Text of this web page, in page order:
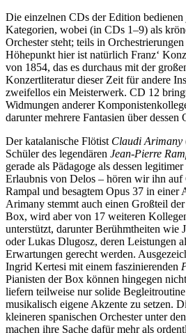
Die einzelnen CDs der Edition
Kategorien, wobei (in CDs 1–9) als
Orchester steht; teils in
Höhepunkt hier ist natürlich Franz‘
von 1854, das es durchaus mit der
Konzertliteratur dieser Zeit für andere
zweifellos ein Meisterwerk. CD 12
Widmungen anderer
darunter mehrere Fantasien über dessen
Der katalanische Flötist Claudi Arimany
Schüler des legendären Jean-Pierre
gerade als Pädagoge als dessen
Erlaubnis von Delos – hören wir ihn
Rampal und besagtem Opus 37 in einer
Arimany stemmt auch einen Großteil
Box, wird aber von 17 weiteren
unterstützt, darunter Berühmtheiten wie
oder Lukas Dlugosz, deren Leistungen
Erwartungen gerecht werden.
Ingrid Kertesi mit einem faszinierenden
Pianisten der Box können hingegen
liefern teilweise nur solide
musikalisch eigene Akzente zu setzen.
kleineren spanischen Orchester unter
machen ihre Sache dafür mehr als